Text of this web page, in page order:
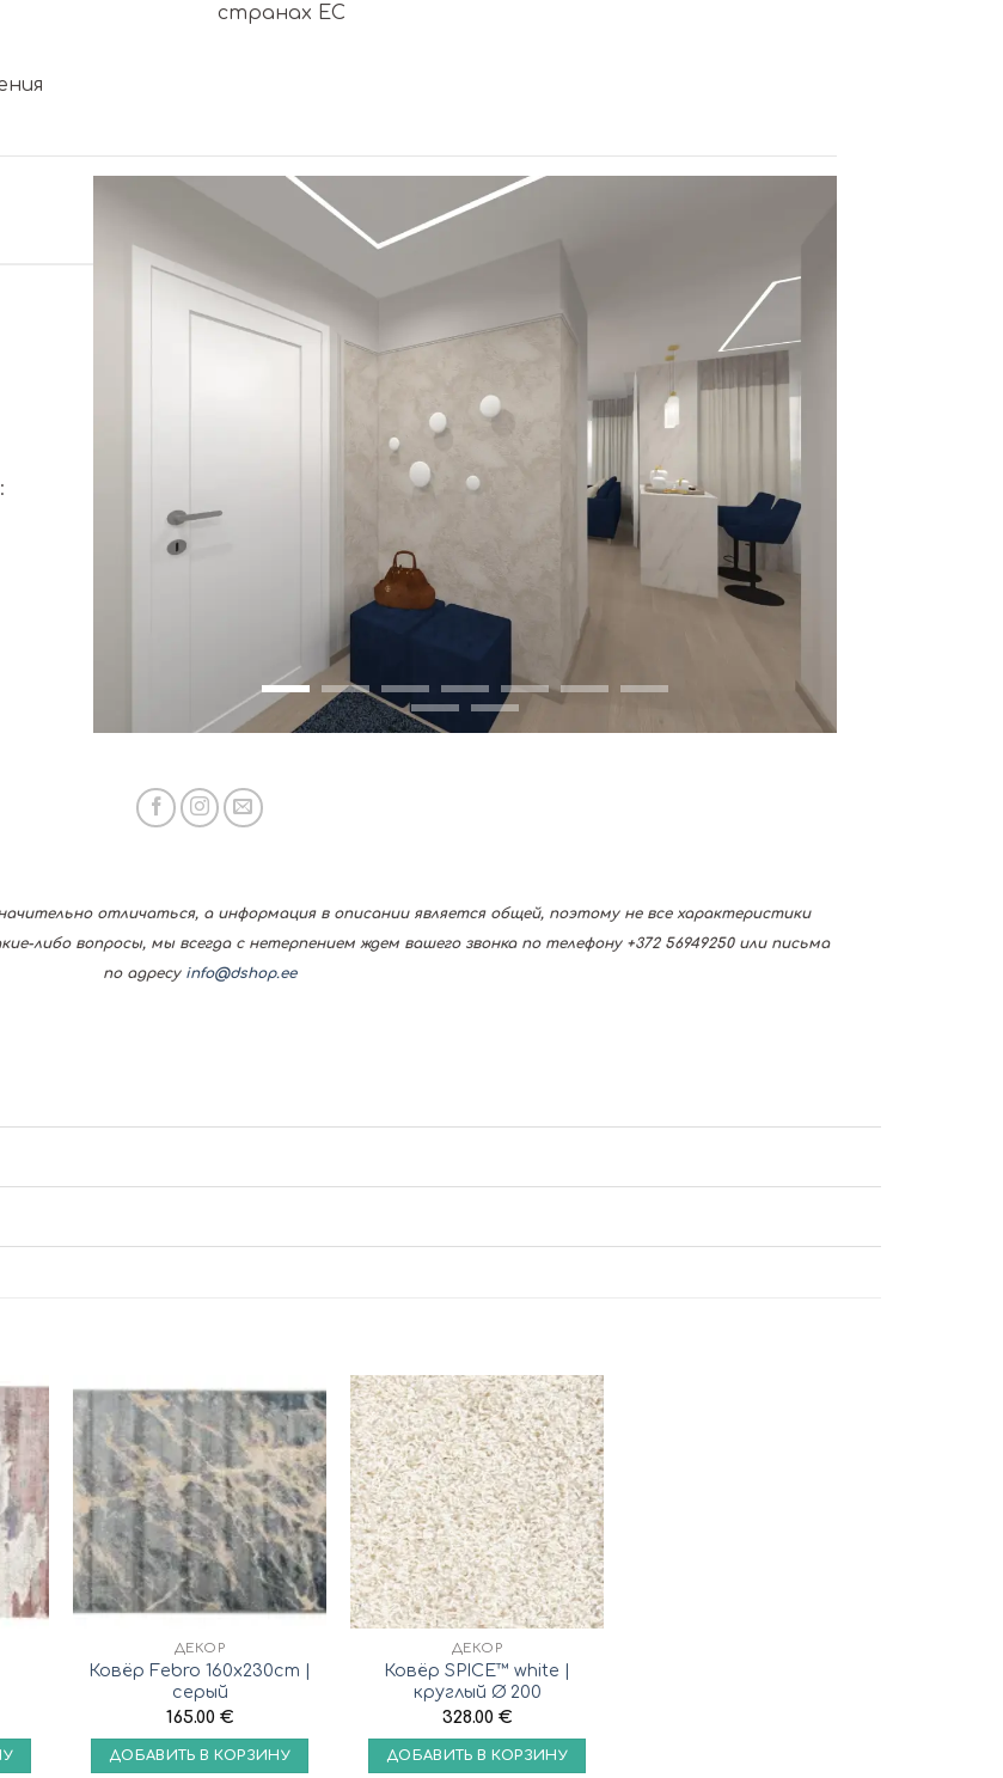
странах ЕС
отличаться, а информация в описании является общей, поэтому не все характеристики
либо вопросы, мы всегда с нетерпением ждем вашего звонка по телефону +372 56949250 или письма
по адресу info@dshop.ee
ДЕКОР
Ковёр Febro 160x230cm |
серый
165.00 €
ДОБАВИТЬ В КОРЗИНУ
ДЕКОР
Ковёр SPICE™ white |
круглый Ø 200
328.00 €
ДОБАВИТЬ В КОРЗИНУ